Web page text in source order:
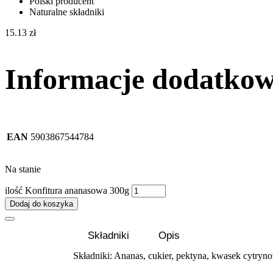
Naturalne składniki
15.13 zł
Informacje
EAN 5903867544784
Na stanie
ilość Konfitura ananasowa 300g
Dodaj do koszyka
Składniki Opis
Składniki: Ananas, cukier, pektyna, kwasek